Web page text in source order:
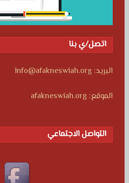
اتصل/ي بنا
البريد: info@afakneswiah.org
الموقع: afakneswiah.org
التواصل الاجتماعي